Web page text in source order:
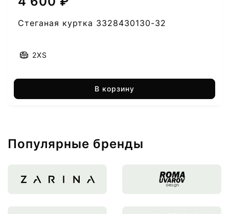
Стеганая куртка 3328430130-32
2XS
В корзину
Популярные бренды